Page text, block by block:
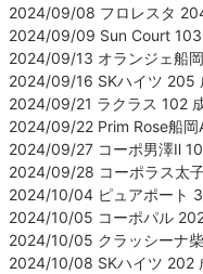
2024/09/08 フロレスタ
2024/09/09 Sun Court 103
2024/09/13 オランジェ船
2024/09/16 SKハイツ 205
2024/09/21 ラクラス 102
2024/09/22 Prim Rose船岡
2024/09/27 コーポ男澤Ⅱ
2024/09/28 コーポラス太
2024/10/04 ピュアポート
2024/10/05 コーポパル
2024/10/05 クラッシーナ
2024/10/08 SKハイツ 202